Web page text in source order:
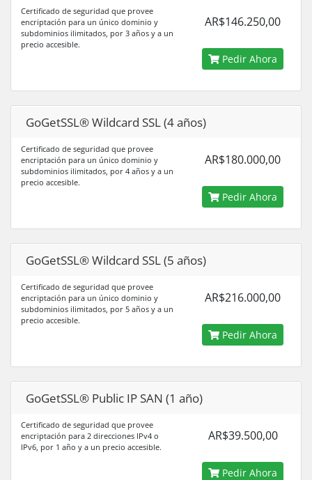
Certificado de seguridad que provee
encriptación para un único dominio y
subdominios ilimitados, por 3 años y a un
precio accesible.
AR$146.250,00
Pedir Ahora
GoGetSSL® Wildcard SSL (4 años)
Certificado de seguridad que provee
encriptación para un único dominio y
subdominios ilimitados, por 4 años y a un
precio accesible.
AR$180.000,00
Pedir Ahora
GoGetSSL® Wildcard SSL (5 años)
Certificado de seguridad que provee
encriptación para un único dominio y
subdominios ilimitados, por 5 años y a un
precio accesible.
AR$216.000,00
Pedir Ahora
GoGetSSL® Public IP SAN (1 año)
Certificado de seguridad que provee
encriptación para 2 direcciones IPv4 o
IPv6, por 1 año y a un precio accesible.
AR$39.500,00
Pedir Ahora